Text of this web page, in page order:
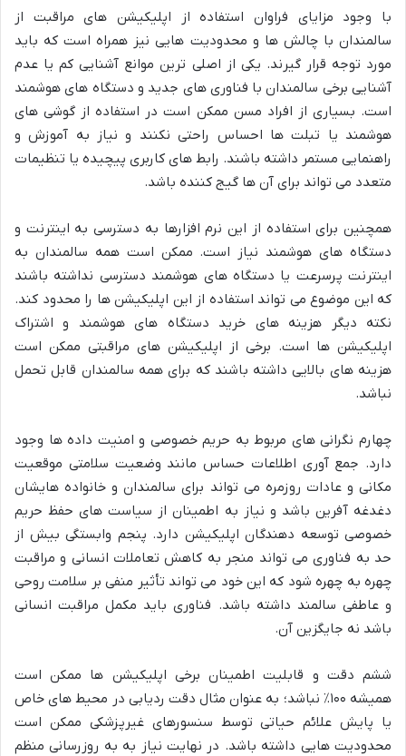
با وجود مزایای فراوان استفاده از اپلیکیشن های مراقبت از
سالمندان با چالش ها و محدودیت هایی نیز همراه است که باید
مورد توجه قرار گیرند. یکی از اصلی ترین موانع آشنایی کم یا عدم
آشنایی برخی سالمندان با فناوری های جدید و دستگاه های هوشمند
است. بسیاری از افراد مسن ممکن است در استفاده از گوشی های
هوشمند یا تبلت ها احساس راحتی نکنند و نیاز به آموزش و
راهنمایی مستمر داشته باشند. رابط های کاربری پیچیده یا تنظیمات
متعدد می تواند برای آن ها گیج کننده باشد.
همچنین برای استفاده از این نرم افزارها به دسترسی به اینترنت و
دستگاه های هوشمند نیاز است. ممکن است همه سالمندان به
اینترنت پرسرعت یا دستگاه های هوشمند دسترسی نداشته باشند
که این موضوع می تواند استفاده از این اپلیکیشن ها را محدود کند.
نکته دیگر هزینه های خرید دستگاه های هوشمند و اشتراک
اپلیکیشن ها است. برخی از اپلیکیشن های مراقبتی ممکن است
هزینه های بالایی داشته باشند که برای همه سالمندان قابل تحمل
نباشد.
چهارم نگرانی های مربوط به حریم خصوصی و امنیت داده ها وجود
دارد. جمع آوری اطلاعات حساس مانند وضعیت سلامتی موقعیت
مکانی و عادات روزمره می تواند برای سالمندان و خانواده هایشان
دغدغه آفرین باشد و نیاز به اطمینان از سیاست های حفظ حریم
خصوصی توسعه دهندگان اپلیکیشن دارد. پنجم وابستگی بیش از
حد به فناوری می تواند منجر به کاهش تعاملات انسانی و مراقبت
چهره به چهره شود که این خود می تواند تأثیر منفی بر سلامت روحی
و عاطفی سالمند داشته باشد. فناوری باید مکمل مراقبت انسانی
باشد نه جایگزین آن.
ششم دقت و قابلیت اطمینان برخی اپلیکیشن ها ممکن است
همیشه ۱۰۰٪ نباشد؛ به عنوان مثال دقت ردیابی در محیط های خاص
یا پایش علائم حیاتی توسط سنسورهای غیرپزشکی ممکن است
محدودیت هایی داشته باشد. در نهایت نیاز به به روزرسانی منظم